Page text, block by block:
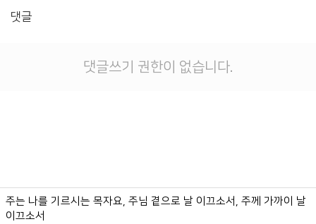
댓글
댓글쓰기 권한이 없습니다.
주는 나를 기르시는 목자요, 주님 곁으로 날 이끄소서, 주께 가까이 날
이끄소서